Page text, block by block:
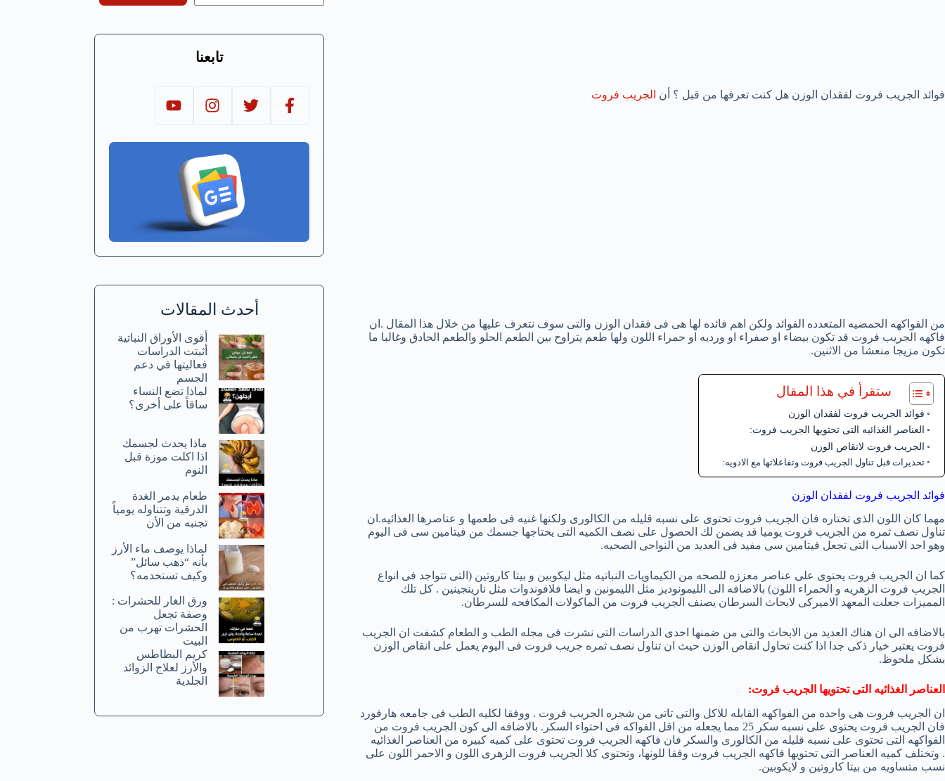
فوائد الجريب فروت لفقدان الوزن هل كنت تعرفها من قبل ؟ أن الجريب فروت
من الفواكهه الحمضيه المتعدده الفوائد ولكن اهم فائده لها هى فى فقدان الوزن والتى سوف نتعرف عليها من خلال هذا المقال .ان
فاكهه الجريب فروت قد تكون بيضاء او صفراء او ورديه او حمراء اللون ولها طعم يتراوح بين الطعم الحلو والطعم الحادق وغالبا ما
تكون مزيجا منعشا من الاثنين.
ستقرأ في هذا المقال
فوائد الجريب فروت لفقدان الوزن
العناصر الغذائيه التى تحتويها الجريب فروت:
الجريب فروت لانقاص الوزن
تحذيرات قبل تناول الجريب فروت وتفاعلاتها مع الادويه:
فوائد الجريب فروت لفقدان الوزن
مهما كان اللون الذى تختاره فان الجريب فروت تحتوى على نسبه قليله من الكالورى ولكنها غنيه فى طعمها و عناصرها الغذائيه.ان
تناول نصف ثمره من الجريب فروت يوميا قد يضمن لك الحصول على نصف الكميه التى يحتاجها جسمك من فيتامين سى فى اليوم
وهو احد الاسباب التى تجعل فيتامين سى مفيد فى العديد من النواحى الصحيه.
كما ان الجريب فروت يحتوى على عناصر معززه للصحه من الكيماويات النباتيه مثل ليكوبين و بيتا كاروتين (التى تتواجد فى انواع
الجريب فروت الزهريه و الحمراء اللون) بالاضافه الى الليمونوديز مثل الليمونين و ايضا فلافوندوات مثل نارينجينين . كل تلك
المميزات جعلت المعهد الاميركى لابحاث السرطان يصنف الجريب فروت من الماكولات المكافحه للسرطان.
بالاضافه الى ان هناك العديد من الابحاث والتى من ضمنها احدى الدراسات التى نشرت فى مجله الطب و الطعام كشفت ان الجريب
فروت يعتبر خيار ذكى جدا اذا كنت تحاول انقاص الوزن حيث ان تناول نصف ثمره جريب فروت فى اليوم يعمل على انقاص الوزن
بشكل ملحوظ.
العناصر الغذائيه التى تحتويها الجريب فروت:
ان الجريب فروت هى واحده من الفواكهه القابله للاكل والتى تاتى من شجره الجريب فروت . ووفقا لكليه الطب فى جامعه هارفورد
فان الجريب فروت يحتوى على نسبه سكر 25 مما يجعله من اقل الفواكه فى احتواء السكر. بالاضافه الى كون الجريب فروت من
الفواكهه التى تحتوى على نسبه قليله من الكالورى والسكر فان فاكهه الجريب فروت تحتوى على كميه كبيره من العناصر الغذائيه
. وتختلف كميه العناصر التى تحتويها فاكهه الجريب فروت وفقا للونها، وتحتوى كلا الجريب فروت الزهرى اللون و الاحمر اللون على
نسب متساويه من بيتا كاروتين و لايكوبين.
تابعنا
أحدث المقالات
أقوى الأوراق النباتية
أثبتت الدراسات
فعاليتها في دعم
الجسم
لماذا تضع النساء
ساقاً على أخرى؟
ماذا يحدث لجسمك
اذا اكلت موزة قبل
النوم
طعام يدمر الغدة
الدرقية وتتناوله يومياً
تجنبه من الأن
لماذا يوصف ماء الأرز
بأنه “ذهب سائل”
وكيف تستخدمه؟
ورق الغار للحشرات :
وصفة تجعل
الحشرات تهرب من
البيت
كريم البطاطس
والأرز لعلاج الزوائد
الجلدية